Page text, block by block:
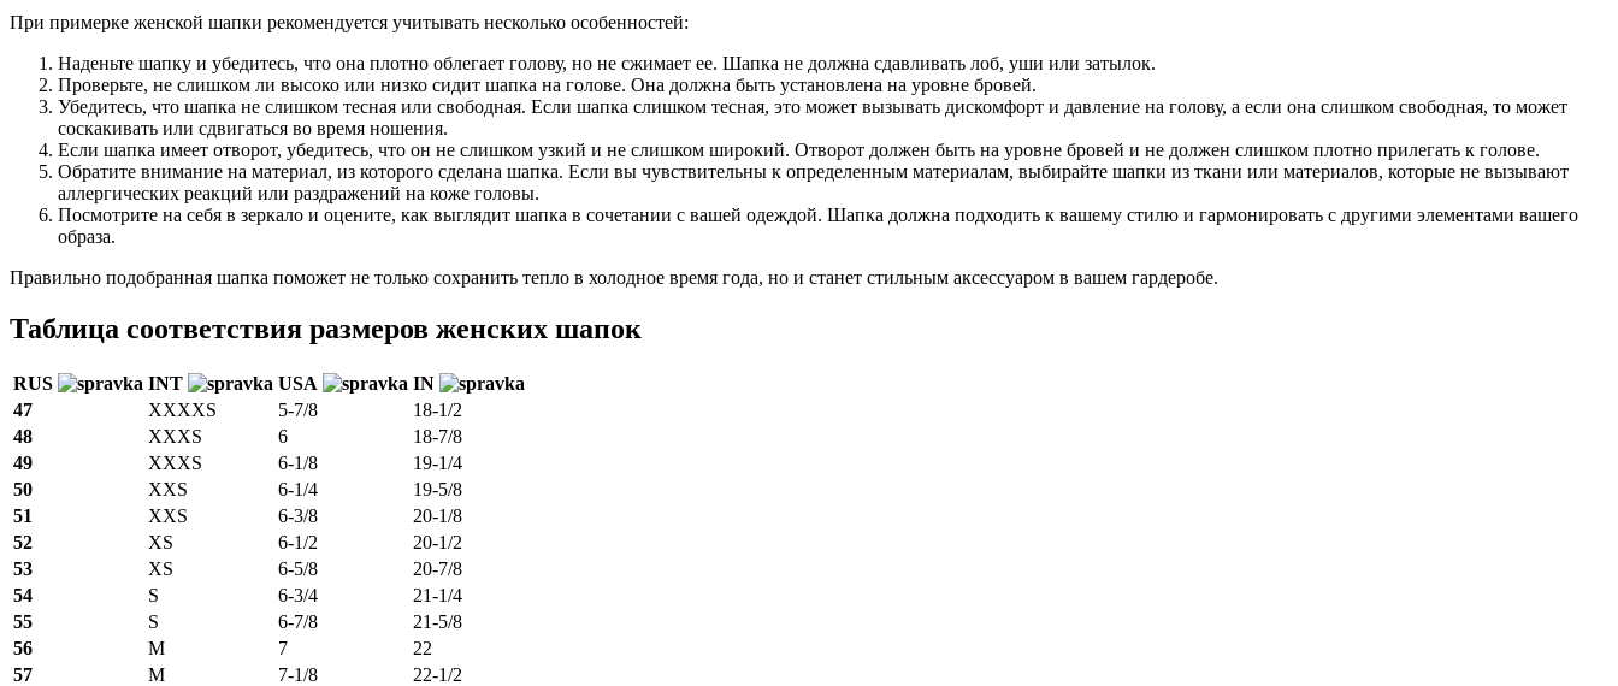
При примерке женской шапки рекомендуется учитывать несколько особенностей:
Наденьте шапку и убедитесь, что она плотно облегает голову, но не сжимает ее. Шапка не должна сдавливать лоб, уши или затылок.
Проверьте, не слишком ли высоко или низко сидит шапка на голове. Она должна быть установлена на уровне бровей.
Убедитесь, что шапка не слишком тесная или свободная. Если шапка слишком тесная, это может вызывать дискомфорт и давление на голову, а если она слишком свободная, то может
соскакивать или сдвигаться во время ношения.
Если шапка имеет отворот, убедитесь, что он не слишком узкий и не слишком широкий. Отворот должен быть на уровне бровей и не должен слишком плотно прилегать к голове.
Обратите внимание на материал, из которого сделана шапка. Если вы чувствительны к определенным материалам, выбирайте шапки из ткани или материалов, которые не вызывают
аллергических реакций или раздражений на коже головы.
Посмотрите на себя в зеркало и оцените, как выглядит шапка в сочетании с вашей одеждой. Шапка должна подходить к вашему стилю и гармонировать с другими элементами вашего
образа.
Правильно подобранная шапка поможет не только сохранить тепло в холодное время года, но и станет стильным аксессуаром в вашем гардеробе.
Таблица соответствия размеров женских шапок
RUS INT USA
IN
47
XXXXS 5-7/8
18-1/2
48
XXXS 6
18-7/8
49
XXXS 6-1/8
19-1/4
50
XXS 6-1/4
19-5/8
51
XXS 6-3/8
20-1/8
52
XS 6-1/2
20-1/2
53
XS 6-5/8
20-7/8
54
S 6-3/4
21-1/4
55
S 6-7/8
21-5/8
56
M 7
22
57
M 7-1/8
22-1/2